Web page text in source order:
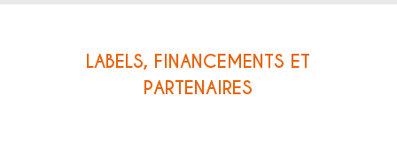
LABELS, FINANCEMENTS ET
PARTENAIRES